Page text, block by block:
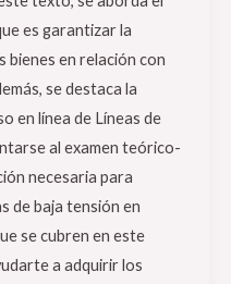
es garantizar la
bienes en relación con
se destaca la
en línea de Líneas de
al examen teórico-
necesaria para
de baja tensión en
se cubren en este
a adquirir los